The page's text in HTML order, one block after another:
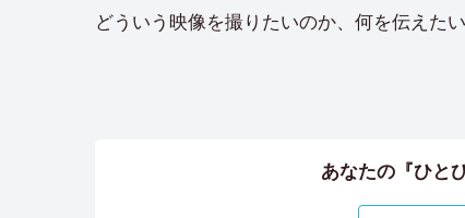
どういう映像を撮りたいのか、何を伝えた
あなたの『ひと